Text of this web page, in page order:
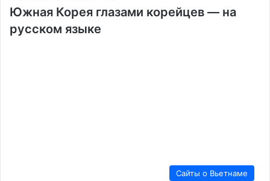
Южная Корея глазами корейцев — на
русском языке
Сайты о Вьетнаме